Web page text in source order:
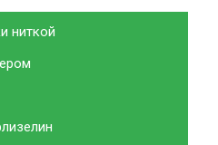
ниткой